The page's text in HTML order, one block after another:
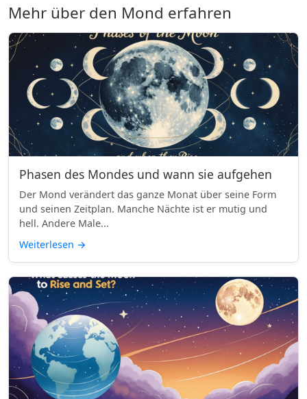
Mehr über den Mond erfahren
Phasen des Mondes und wann sie aufgehen
Der Mond verändert das ganze Monat über seine Form
und seinen Zeitplan. Manche Nächte ist er mutig und
hell. Andere Male...
Weiterlesen →